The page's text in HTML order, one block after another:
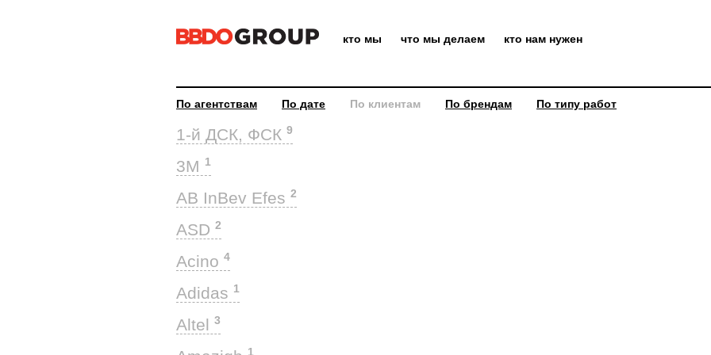
кто мы что мы делаем кто нам нужен
По агентствам По дате По клиентам По брендам По типу работ
1-й ДСК, ФСК 9
3M 1
AB InBev Efes 2
ASD 2
Acino 4
Adidas 1
Altel 3
1